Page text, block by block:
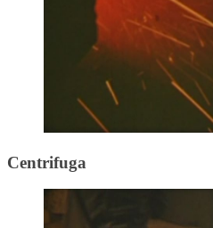
Centrifuga